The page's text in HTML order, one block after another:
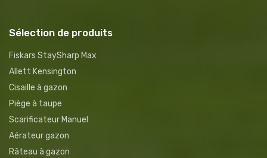
Sélection de produits
Fiskars StaySharp Max
Allett Kensington
Cisaille à gazon
Piège à taupe
Scarificateur Manuel
Aérateur gazon
Râteau à gazon